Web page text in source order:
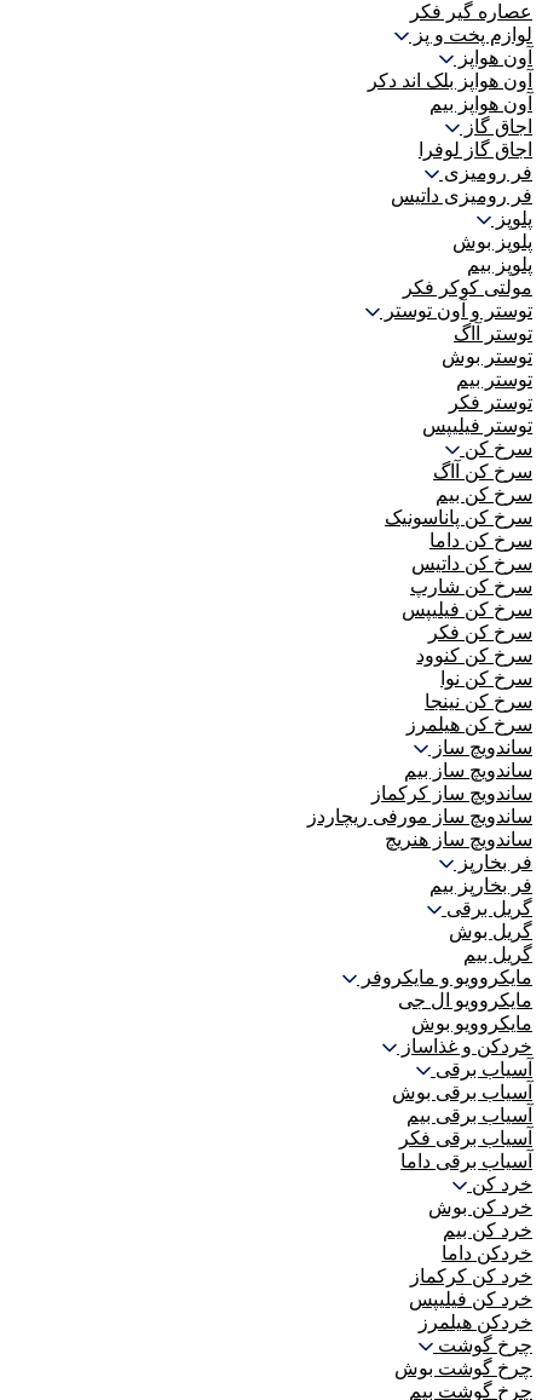
عصاره گیر فکر
لوازم پخت و پز
آون هواپز
آون هواپز بلک اند دکر
آون هواپز بیم
اجاق گاز
اجاق گاز لوفرا
فر رومیزی
فر رومیزی داتیس
پلوپز
پلوپز بوش
پلوپز بیم
مولتی کوکر فکر
توستر و آون توستر
توستر آاگ
توستر بوش
توستر بیم
توستر فکر
توستر فیلیپس
سرخ کن
سرخ کن آاگ
سرخ کن بیم
سرخ کن پاناسونیک
سرخ کن داما
سرخ کن داتیس
سرخ کن شارپ
سرخ کن فیلیپس
سرخ کن فکر
سرخ کن کنوود
سرخ کن نوا
سرخ کن نینجا
سرخ کن هیلمرز
ساندویچ ساز
ساندویچ ساز بیم
ساندویچ ساز کرکماز
ساندویچ ساز مورفی ریچاردز
ساندویچ ساز هنریچ
فر بخارپز
فر بخارپز بیم
گریل برقی
گریل بوش
گریل بیم
مایکروویو و مایکروفر
مایکروویو ال جی
مایکروویو بوش
خردکن و غذاساز
آسیاب برقی
آسیاب برقی بوش
آسیاب برقی بیم
آسیاب برقی فکر
آسیاب برقی داما
خرد کن
خرد کن بوش
خرد کن بیم
خردکن داما
خرد کن کرکماز
خرد کن فیلیپس
خردکن هیلمرز
چرخ گوشت
چرخ گوشت بوش
چرخ گوشت بیم